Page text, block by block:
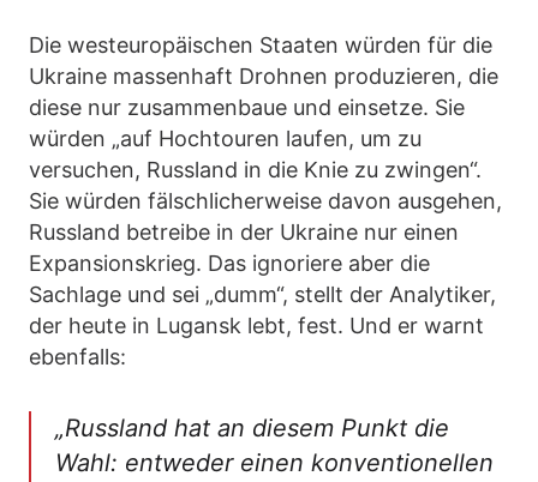
Die westeuropäischen Staaten würden für die
Ukraine massenhaft Drohnen produzieren, die
diese nur zusammenbaue und einsetze. Sie
würden „auf Hochtouren laufen, um zu
versuchen, Russland in die Knie zu zwingen“.
Sie würden fälschlicherweise davon ausgehen,
Russland betreibe in der Ukraine nur einen
Expansionskrieg. Das ignoriere aber die
Sachlage und sei „dumm“, stellt der Analytiker,
der heute in Lugansk lebt, fest. Und er warnt
ebenfalls:
„Russland hat an diesem Punkt die
Wahl: entweder einen konventionellen